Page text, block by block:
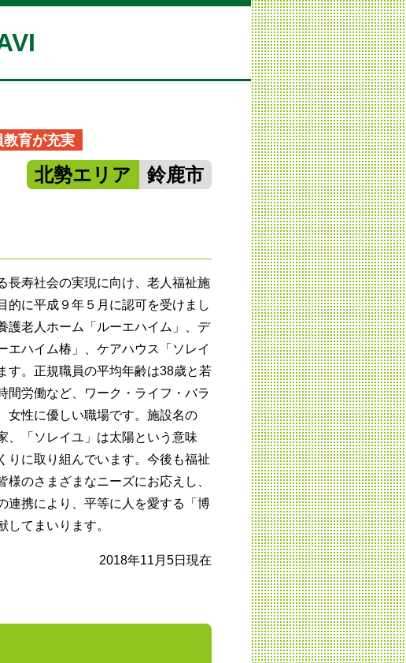
教育が充実
北勢エリア 鈴鹿市
長寿社会の実現に向け、老人福祉施
的に平成９年５月に認可を受けまし
護老人ホーム「ルーエハイム」、デ
エハイム椿」、ケアハウス「ソレイ
す。正規職員の平均年齢は38歳と若
間労働など、ワーク・ライフ・バラ
女性に優しい職場です。施設名の
、「ソレイユ」は太陽という意味
りに取り組んでいます。今後も福祉
様のさまざまなニーズにお応えし、
連携により、平等に人を愛する「博
してまいります。
2018年11月5日現在